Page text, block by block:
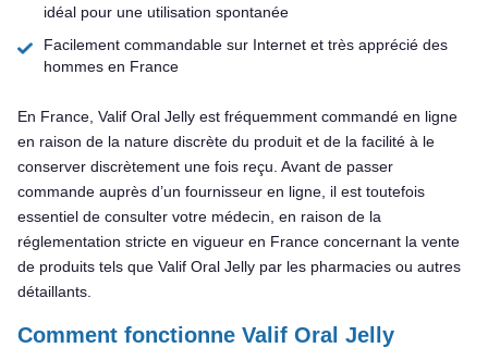
idéal pour une utilisation spontanée
Facilement commandable sur Internet et très apprécié des
hommes en France
En France, Valif Oral Jelly est fréquemment commandé en ligne
en raison de la nature discrète du produit et de la facilité à le
conserver discrètement une fois reçu. Avant de passer
commande auprès d’un fournisseur en ligne, il est toutefois
essentiel de consulter votre médecin, en raison de la
réglementation stricte en vigueur en France concernant la vente
de produits tels que Valif Oral Jelly par les pharmacies ou autres
détaillants.
Comment fonctionne Valif Oral Jelly